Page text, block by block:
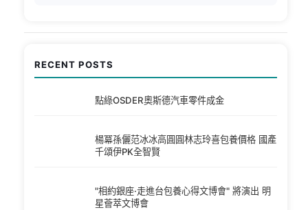
RECENT POSTS
點綠OSDER奧斯德汽車零件成金
楊冪孫儷范冰冰高圓圓林志玲喜包養價格 國產
千頌伊PK全智賢
"相約銀座·走進台包養心得文博會" 將演出 明
星薈萃文博會